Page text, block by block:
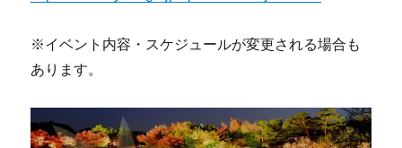
※イベント内容・スケジュールが変更される場合も
あります。